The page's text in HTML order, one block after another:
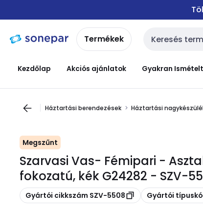
navigációhoztartalomra
Termékek Keresési
Kezdőlap Akciós ajánlatok Gyakran
Háztartási berendezések Háztartási
Megszűnt
Szarvasi Vas- Fémipari -
fokozatú, kék G24282 - SZV-
Másolás
Gyártói cikkszám SZV-5508 Másolás
Gyártói